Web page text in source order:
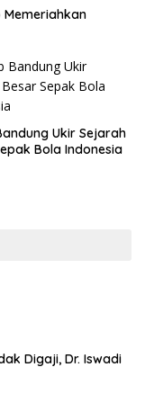
Memeriahkan
Ukir Sejarah
Bola Indonesia
Digaji, Dr. Iswadi